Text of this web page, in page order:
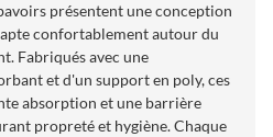
présentent une conception
confortablement autour du
Fabriqués avec une
et d'un support en poly, ces
absorption et une barrière
propreté et hygiène. Chaque